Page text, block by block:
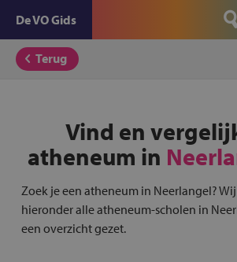
De VO Gids
Terug
Vind en
atheneum in
Zoek je een atheneum in Neerlangel?
hieronder alle atheneum-scholen in
een overzicht gezet.